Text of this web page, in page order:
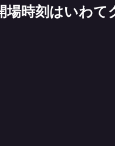
時刻はいわて